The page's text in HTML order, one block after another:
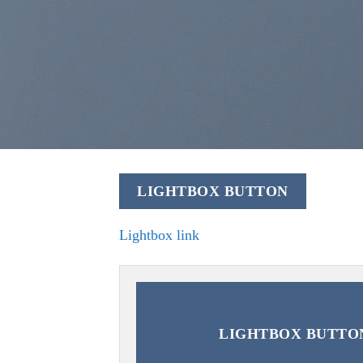
LIGHTBOX BUTTON
Lightbox link
LIGHTBOX